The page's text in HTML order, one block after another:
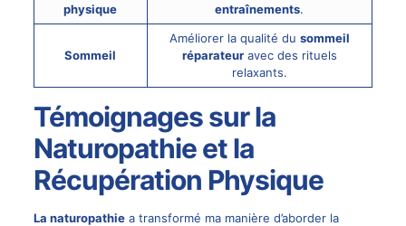
physique
entraînements.
Sommeil
Améliorer la qualité du sommeil
réparateuravec des rituels
relaxants.
Témoignages sur la
Naturopathie et la
Récupération Physique
La naturopathiea transformé ma manière d’aborder la